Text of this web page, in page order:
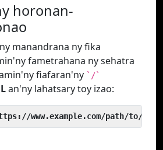
horonan-
manandrana ny fika
fametrahana ny sehatra
fiafaran'ny `/`
an'ny lahatsary toy izao:
www.example.com/path/to/